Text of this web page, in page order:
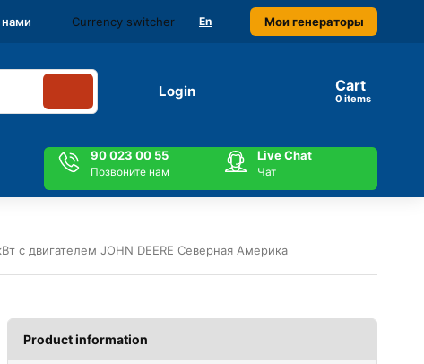
нами Currency switcher En Мои генераторы
Login Cart
items
90 023 00 55
Позвоните нам
Live Chat
Чат
с двигателем JOHN DEERE Северная Америка
Product information